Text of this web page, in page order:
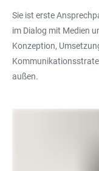
Sie ist erste
im Dialog mit Medien
Konzeption,
außen.